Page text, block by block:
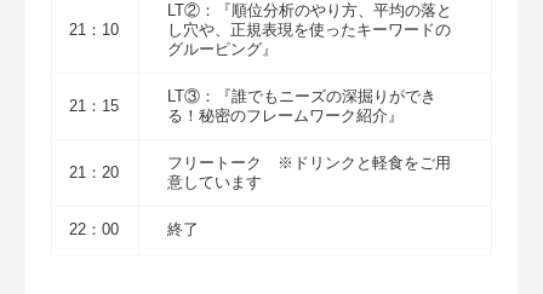
21：10
LT②：『順位分析のやり方、平均の落と
し穴や、正規表現を使ったキーワードの
グルーピング』
21：15
LT③：『誰でもニーズの深掘りができ
る！秘密のフレームワーク紹介』
21：20
フリートーク ※ドリンクと軽食をご用
意しています
22：00 終了